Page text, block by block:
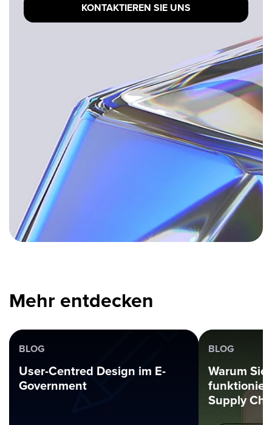
KONTAKTIEREN SIE UNS
Mehr entdecken
BLOG
User-Centred Design im E-
Government
BLOG
Warum
Supply